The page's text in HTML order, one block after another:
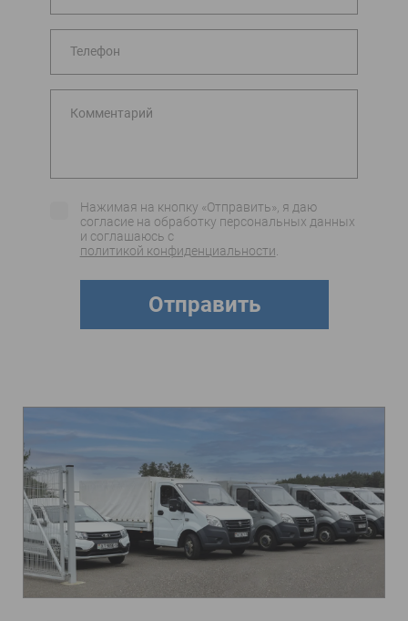
Телефон
Нажимая на кнопку «Отправить», я даю
согласие на обработку персональных данных
и соглашаюсь c
политикой конфиденциальности.
Отправить